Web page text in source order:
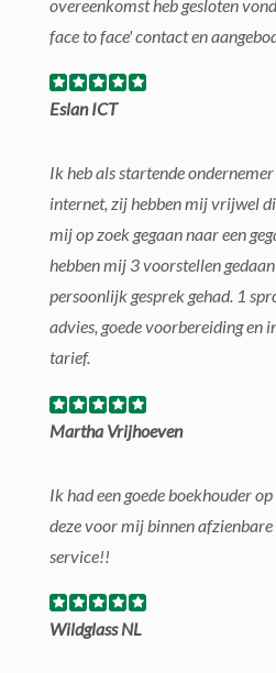
overeenkomst heb gesloten
face to face' contact en
Eslan ICT
Ik heb als startende
internet, zij hebben mij vrijwel
mij op zoek gegaan naar een
hebben mij 3 voorstellen
persoonlijk gesprek gehad. 1
advies, goede voorbereiding en
tarief.
Martha Vrijhoeven
Ik had een goede boekhouder
deze voor mij binnen
service!!
Wildglass NL